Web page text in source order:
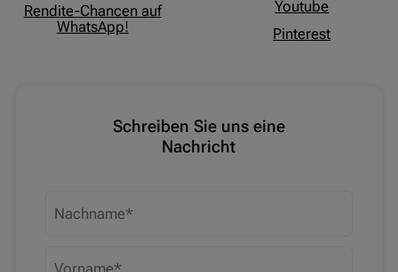
Rendite-Chancen auf
WhatsApp!
Youtube
Pinterest
Schreiben Sie uns eine
Nachricht